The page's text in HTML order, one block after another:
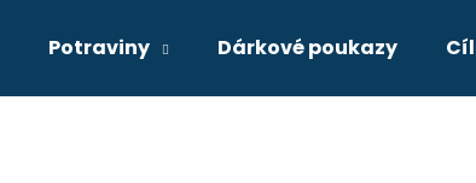
Potraviny Dárkové poukazy